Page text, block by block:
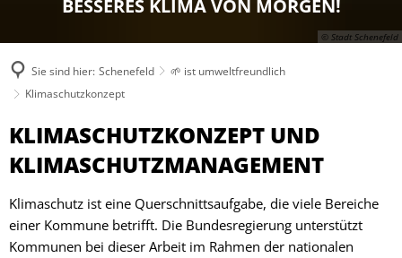
© Stadt Schenefeld
BESSERES KLIMA VON MORGEN!
Sie sind hier: Schenefeld
🌱 ist umweltfreundlich
Klimaschutzkonzept
KLIMASCHUTZKONZEPT UND
KLIMASCHUTZMANAGEMENT
Klimaschutz ist eine Querschnittsaufgabe, die viele Bereiche
einer Kommune betrifft. Die Bundesregierung unterstützt
Kommunen bei dieser Arbeit im Rahmen der nationalen